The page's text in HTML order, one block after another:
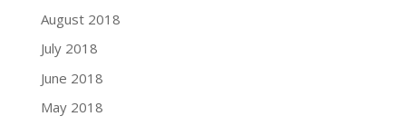
August 2018
July 2018
June 2018
May 2018